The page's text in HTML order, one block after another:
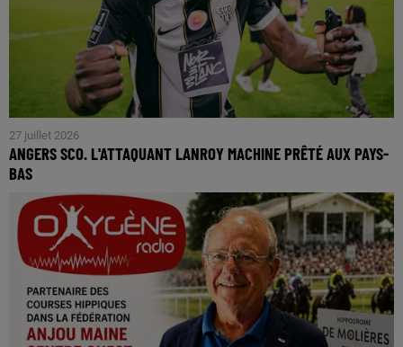
27 juillet 2026
ANGERS SCO. L'ATTAQUANT LANROY MACHINE PRÊTÉ AUX PAYS-
BAS